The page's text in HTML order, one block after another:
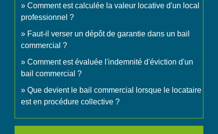
Comment est calculée la valeur locative d'un local
professionnel ?
Faut-il verser un dépôt de garantie dans un bail
commercial ?
Comment est évaluée l'indemnité d'éviction d'un
bail commercial ?
Que devient le bail commercial lorsque le locataire
est en procédure collective ?